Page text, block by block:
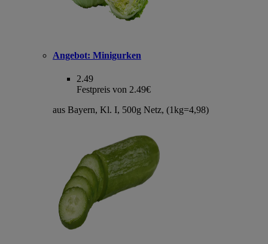
Angebot: Minigurken
2.49
Festpreis von 2.49€
aus Bayern, Kl. I, 500g Netz, (1kg=4,98)